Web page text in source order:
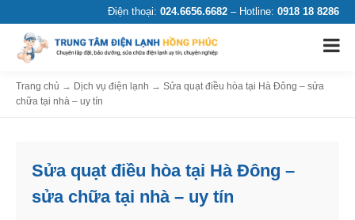
Điện thoại: 024.6656.6682 – Hotline: 0918 18 8286
Trang chủ → Dịch vụ điện lạnh → Sửa quạt điều hòa tại Hà Đông – sửa
chữa tại nhà – uy tín
Sửa quạt điều hòa tại Hà Đông –
sửa chữa tại nhà – uy tín